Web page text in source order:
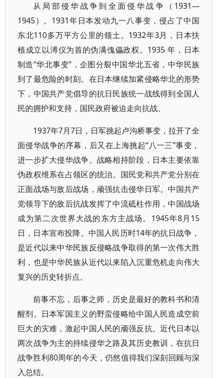
从局部侵华战争到全面侵华战争（1931—
1945）。1931年日本发动九一八事变，侵占了中国
东北110多万平方公里的领土。1932年3月，日本扶
植成立以溥仪为首的伪满傀儡政权。1935 年，日本
制造“华北事变”，企图分裂中国华北五省，中华民族
到了最危险的时刻。在日本继续加紧侵略华北的形势
下，中国共产党倡导的抗日民族统一战线得到全国人
民的拥护和支持，国民政府被迫走向抗战。
1937年7月7日，日军挑起卢沟桥事变，拉开了全
面侵华战争的序幕，后又在上海挑起“八一三”事变，
进一步扩大侵华战争。战略相持阶段，日本主要依靠
伪政权维系在占领区的统治。国民党和共产党分别在
正面战场与敌后战场，顽强抗击侵华日军。中国共产
党领导下的敌后抗战发挥了中流砥柱作用，中国战场
成为第二次世界大战的东方主战场。1945年8月15
日，日本宣布投降。中国人民历时14年的抗日战争，
是近代以来中华民族反侵略战争取得的第一次伟大胜
利，也是中华民族从近代以来陷入沉重危机走向伟大
复兴的历史转折点。
前事不忘，后事之师，历史是最好的教科书和清
醒剂。日本军国主义的野蛮侵略给中国人民造成空前
巨大的灾难，激起中国人民的顽强反抗。近代日本以
两次战争为主的持续侵华之路及其历史教训，在抗日
战争胜利80周年的今天，仍然值得我们深刻回顾与深
入总结。